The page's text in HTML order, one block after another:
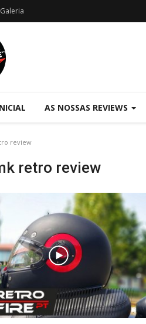
Galeria
AS NOSSAS REVIEWS
review
retro review